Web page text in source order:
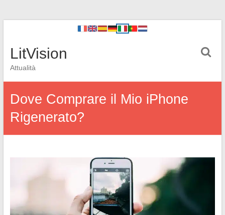
LitVision
Attualità
Dove Comprare il Mio iPhone
Rigenerato?